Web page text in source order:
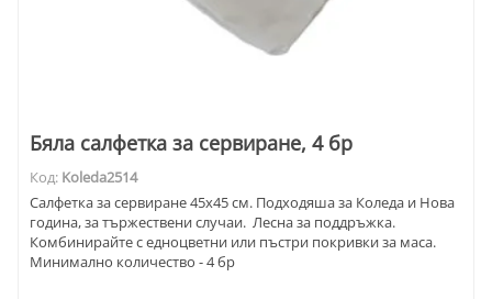
Бяла салфетка за сервиране, 4 бр
Код: Koleda2514
Салфетка за сервиране 45х45 см. Подходяша за Коледа и Нова
година, за тържествени случаи. Лесна за поддръжка.
Комбинирайте с едноцветни или пъстри покривки за маса.
Минимално количество - 4 бр